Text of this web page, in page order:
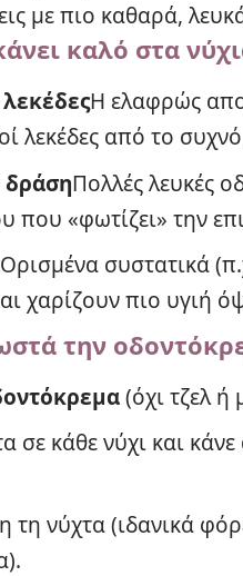
με πιο καθαρά,
καλό στα
λεκέδεςΗ ελαφρώς
λεκέδες από το συχνό
δράσηΠολλές λευκές
που «φωτίζει» την
Ορισμένα συστατικά
χαρίζουν πιο υγιή
την
(όχι τζελ
σε κάθε νύχι και
τη νύχτα (ιδανικά